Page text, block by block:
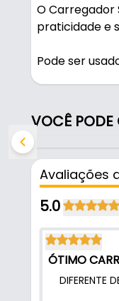
O Carregador
praticidade e
Pode ser
- Marca:
- Modelo:
- Entrada: 5v
- Saída usb:
- Distancia de
- Tamanho:
- Saída de
- Tamanho do
VOCÊ PODE
Avaliações
5.0
ÓTIMO
DIFERENTE